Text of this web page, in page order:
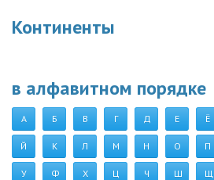
Континенты
в алфавитном порядке
А Б В Г Д Е Ё
Й К Л М Н О П
У Ф Х Ц Ч Ш Щ